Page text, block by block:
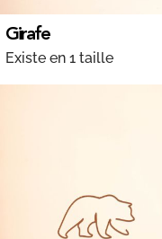
Girafe
Existe en 1 taille